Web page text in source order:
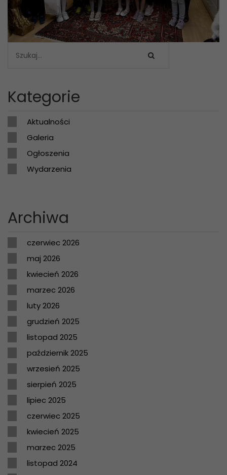
Kategorie
Aktualności
Galeria
Ogłoszenia
Wydarzenia
Archiwa
czerwiec 2026
maj 2026
kwiecień 2026
marzec 2026
luty 2026
grudzień 2025
listopad 2025
październik 2025
wrzesień 2025
sierpień 2025
lipiec 2025
czerwiec 2025
kwiecień 2025
marzec 2025
listopad 2024